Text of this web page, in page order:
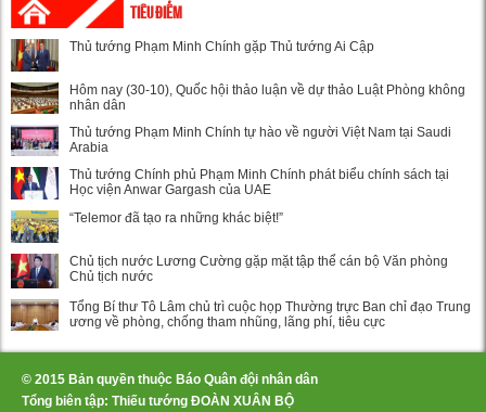
TIÊU ĐIỂM
Thủ tướng Phạm Minh Chính gặp Thủ tướng Ai Cập
Hôm nay (30-10), Quốc hội thảo luận về dự thảo Luật Phòng không
nhân dân
Thủ tướng Phạm Minh Chính tự hào về người Việt Nam tại Saudi
Arabia
Thủ tướng Chính phủ Phạm Minh Chính phát biểu chính sách tại
Học viện Anwar Gargash của UAE
“Telemor đã tạo ra những khác biệt!”
Chủ tịch nước Lương Cường gặp mặt tập thể cán bộ Văn phòng
Chủ tịch nước
Tổng Bí thư Tô Lâm chủ trì cuộc họp Thường trực Ban chỉ đạo Trung
ương về phòng, chống tham nhũng, lãng phí, tiêu cực
© 2015 Bản quyền thuộc Báo Quân đội nhân dân
Tổng biên tập: Thiếu tướng ĐOÀN XUÂN BỘ